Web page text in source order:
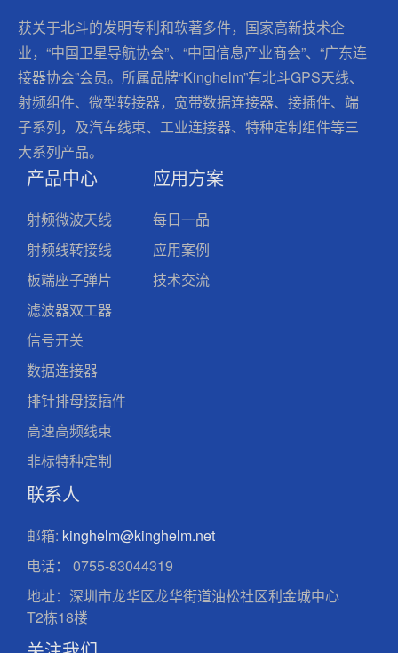
获关于北斗的发明专利和软著多件，国家高新技术企
业，“中国卫星导航协会”、“中国信息产业商会”、“广东连
接器协会”会员。所属品牌“Kinghelm”有北斗GPS天线、
射频组件、微型转接器，宽带数据连接器、接插件、端
子系列，及汽车线束、工业连接器、特种定制组件等三
大系列产品。
产品中心
射频微波天线
射频线转接线
板端座子弹片
滤波器双工器
信号开关
数据连接器
排针排母接插件
高速高频线束
非标特种定制
应用方案
每日一品
应用案例
技术交流
联系人
邮箱: kinghelm@kinghelm.net
电话：
0755-83044319
地址：深圳市龙华区龙华街道油松社区利金城中心
T2栋18楼